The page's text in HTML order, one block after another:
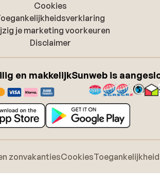
Cookies
je marketing voorkeuren
Disclaimer
en makkelijkSunweb is
zonvakantiesCookies